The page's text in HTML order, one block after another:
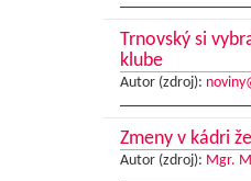
Trnovský si
klube
Autor (zdroj):
Zmeny v kádri
Autor (zdroj): Mgr.